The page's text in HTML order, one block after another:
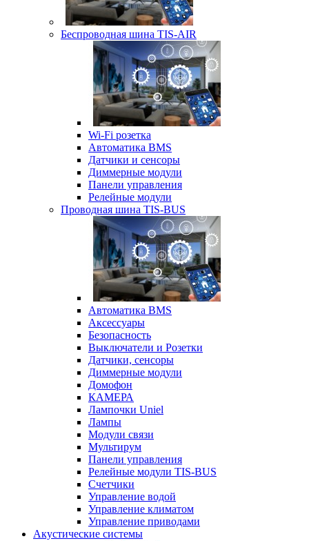
Беспроводная шина TIS-AIR
Wi-Fi розетка
Автоматика BMS
Датчики и сенсоры
Диммерные модули
Панели управления
Релейные модули
Проводная шина TIS-BUS
Автоматика BMS
Аксессуары
Безопасность
Выключатели и Розетки
Датчики, сенсоры
Диммерные модули
Домофон
КАМЕРА
Лампочки Uniel
Лампы
Модули связи
Мультирум
Панели управления
Релейные модули TIS-BUS
Счетчики
Управление водой
Управление климатом
Управление приводами
Акустические системы